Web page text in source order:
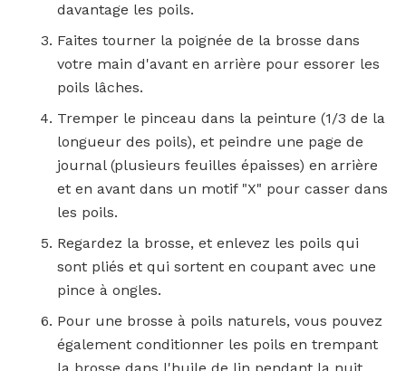
davantage les poils.
Faites tourner la poignée de la brosse dans
votre main d'avant en arrière pour essorer les
poils lâches.
Tremper le pinceau dans la peinture (1/3 de la
longueur des poils), et peindre une page de
journal (plusieurs feuilles épaisses) en arrière
et en avant dans un motif "X" pour casser dans
les poils.
Regardez la brosse, et enlevez les poils qui
sont pliés et qui sortent en coupant avec une
pince à ongles.
Pour une brosse à poils naturels, vous pouvez
également conditionner les poils en trempant